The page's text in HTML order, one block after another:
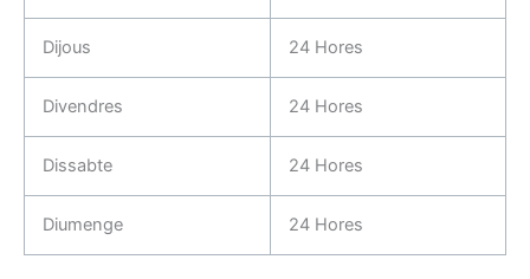
Dijous 24 Hores
Divendres 24 Hores
Dissabte 24 Hores
Diumenge 24 Hores